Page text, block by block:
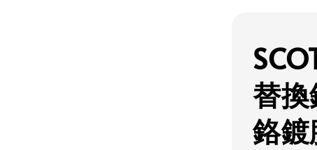
替
鉻